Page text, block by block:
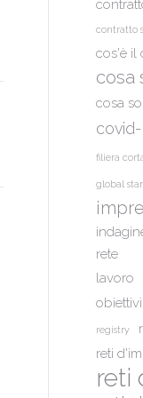
contratto
cos'è il
cosa
cosa
filiera
global
rete
lavoro
registry
reti
reti